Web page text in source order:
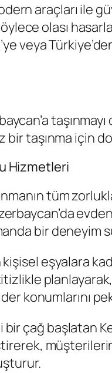
araçları ile
olası
veya
taşınma için
Hizmetleri
tüm
bir deneyim
eşyalara
konumlarını
çağ başlatan